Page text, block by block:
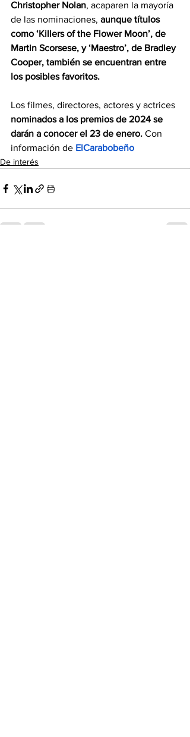
Christopher Nolan, acaparen la mayoría
de las nominaciones, aunque títulos
como ‘Killers of the Flower Moon’, de
Martin Scorsese, y ‘Maestro’, de Bradley
Cooper, también se encuentran entre
los posibles favoritos.
Los filmes, directores, actores y actrices
nominados a los premios de 2024 se
darán a conocer el 23 de enero. Con
información de ElCarabobeño
De interés